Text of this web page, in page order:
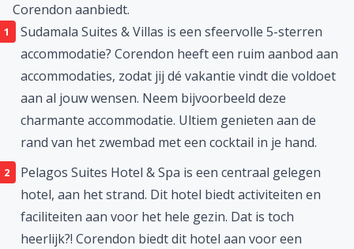
Corendon aanbiedt.
Sudamala Suites & Villas is een sfeervolle 5-sterren
accommodatie? Corendon heeft een ruim aanbod aan
accommodaties, zodat jij dé vakantie vindt die voldoet
aan al jouw wensen. Neem bijvoorbeeld deze
charmante accommodatie. Ultiem genieten aan de
rand van het zwembad met een cocktail in je hand.
Pelagos Suites Hotel & Spa is een centraal gelegen
hotel, aan het strand. Dit hotel biedt activiteiten en
faciliteiten aan voor het hele gezin. Dat is toch
heerlijk?! Corendon biedt dit hotel aan voor een